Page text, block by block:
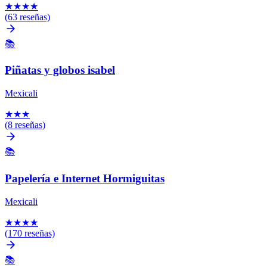
★★★★
(63 reseñas)
📚
Piñatas y globos isabel
Mexicali
★★★
(8 reseñas)
📚
Papelería e Internet Hormiguitas
Mexicali
★★★★
(170 reseñas)
📚